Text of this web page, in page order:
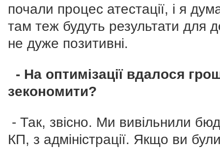
почали процес атестації, і я
там теж будуть результати для
не дуже позитивні.
- На оптимізації вдалося
зекономити?
- Так, звісно. Ми вивільнили
КП, з адміністрації. Якщо ви